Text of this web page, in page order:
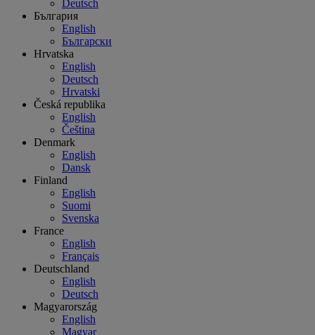
Deutsch
България
English
Български
Hrvatska
English
Deutsch
Hrvatski
Česká republika
English
Čeština
Denmark
English
Dansk
Finland
English
Suomi
Svenska
France
English
Français
Deutschland
English
Deutsch
Magyarország
English
Magyar